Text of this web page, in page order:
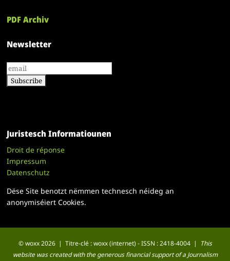
PDF Archiv
Newsletter
Juristesch Informatiounen
Droit de réponse
Impressum
Datenschutz
Dëse Site benotzt nëmmen technesch néideg an
anonymiséiert Cookies.
© woxx 2026 | Titre-clé : woxx (internet) - ISSN : 2418-4004 |
This
website was created with the generous financial support of a Journalism